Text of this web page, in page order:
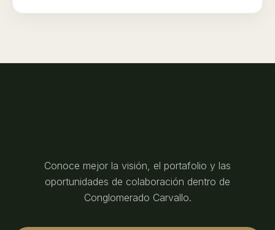
Conoce mejor la visión, el portafolio y las
oportunidades de colaboración dentro de
Conglomerado Carvallo.